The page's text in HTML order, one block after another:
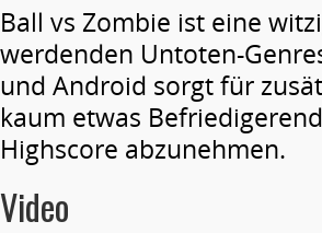
Ball vs Zombie ist eine
werdenden Untoten-
und Android sorgt für
kaum etwas
Highscore abzunehmen.
Video